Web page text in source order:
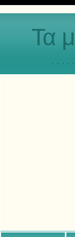
Τα
. . . .